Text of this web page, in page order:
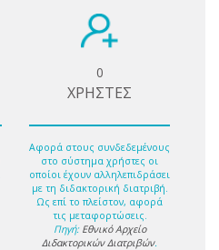
0
ΧΡΗΣΤΕΣ
Αφορά στους συνδεδεμένους
στο σύστημα χρήστες οι
οποίοι έχουν αλληλεπιδράσει
με τη διδακτορική διατριβή.
Ως επί το πλείστον, αφορά
τις μεταφορτώσεις.
Πηγή: Εθνικό Αρχείο
Διδακτορικών Διατριβών.